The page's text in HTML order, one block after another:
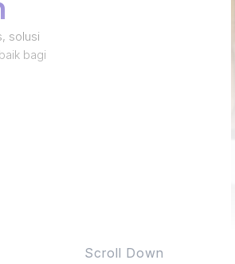
solusi
bagi
Scroll Down